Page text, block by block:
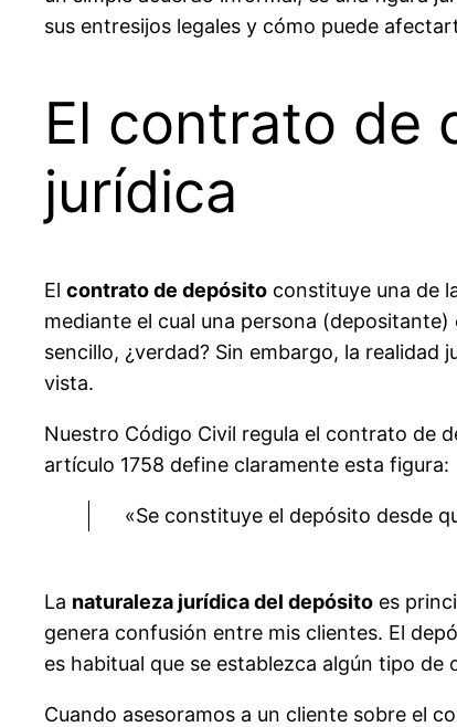
sus entresijos legales y cómo puede
El contrato de
jurídica
El contrato de depósito constituye una de
mediante el cual una persona
sencillo, ¿verdad? Sin embargo, la
vista.
Nuestro Código Civil regula el contrato de
artículo 1758 define claramente esta figura:
«Se constituye el depósito desde
La naturaleza jurídica del depósito es
genera confusión entre mis clientes. El
es habitual que se establezca algún tipo
Cuando asesoramos a un cliente sobre el